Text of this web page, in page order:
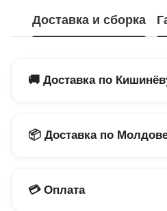
Доставка и сборка
🚚 Доставка по
📦 Доставка по
💳 Оплата